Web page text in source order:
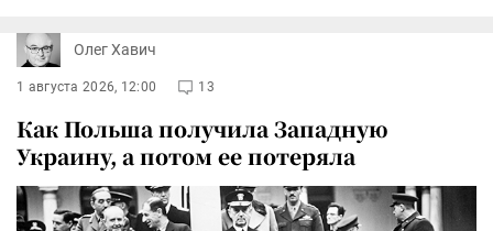
Олег Хавич
1 августа 2026, 12:00 13
Как Польша получила Западную
Украину, а потом ее потеряла